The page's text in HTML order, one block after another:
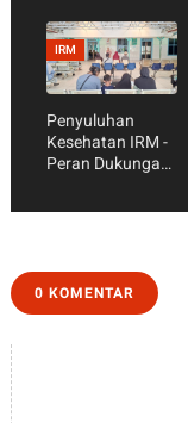
Pandangan
Buruk dari
Masyarakat
IRM
Penyuluhan
Kesehatan IRM -
Peran Dukungan
0 KOMENTAR